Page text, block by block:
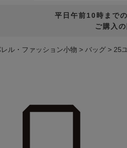
平日午前10時まで
ご購入
ル・ファッション小物 バッグ 25